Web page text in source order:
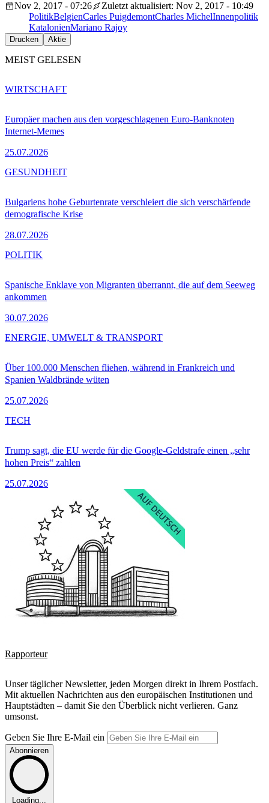
Nov 2, 2017 - 07:26
Zuletzt aktualisiert: Nov 2, 2017 - 10:49
PolitikBelgienCarles PuigdemontCharles MichelInnenpolitik
KatalonienMariano Rajoy
Drucken Aktie
MEIST GELESEN
Europäer machen aus den vorgeschlagenen Euro-Banknoten
Internet-Memes
25.07.2026
WIRTSCHAFT
Bulgariens hohe Geburtenrate verschleiert die sich verschärfende
demografische Krise
28.07.2026
GESUNDHEIT
Spanische Enklave von Migranten überrannt, die auf dem Seeweg
ankommen
30.07.2026
POLITIK
Über 100.000 Menschen fliehen, während in Frankreich und
Spanien Waldbrände wüten
25.07.2026
ENERGIE, UMWELT & TRANSPORT
Trump sagt, die EU werde für die Google-Geldstrafe einen „sehr
hohen Preis“ zahlen
25.07.2026
TECH
Rapporteur
Unser täglicher Newsletter, jeden Morgen direkt in Ihrem Postfach.
Mit aktuellen Nachrichten aus den europäischen Institutionen und
Hauptstädten – damit Sie den Überblick nicht verlieren. Ganz
umsonst.
Geben Sie Ihre E-Mail ein
Abonnieren
Loading...